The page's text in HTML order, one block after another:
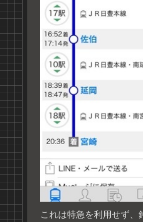
これは特急を利用せず、